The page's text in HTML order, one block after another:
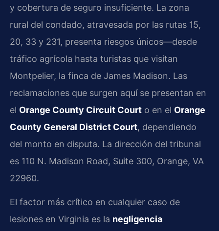
y cobertura de seguro insuficiente. La zona
rural del condado, atravesada por las rutas 15,
20, 33 y 231, presenta riesgos únicos—desde
tráfico agrícola hasta turistas que visitan
Montpelier, la finca de James Madison. Las
reclamaciones que surgen aquí se presentan en
el Orange County Circuit Court o en el Orange
County General District Court, dependiendo
del monto en disputa. La dirección del tribunal
es 110 N. Madison Road, Suite 300, Orange, VA
22960.
El factor más crítico en cualquier caso de
lesiones en Virginia es la negligencia